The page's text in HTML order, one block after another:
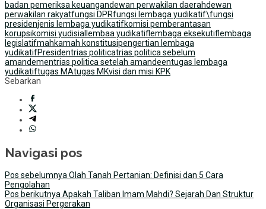
badan pemeriksa keuangandewan perwakilan daerahdewan
perwakilan rakyatfungsi DPRfungsi lembaga yudikatif\fungsi
presidenjenis lembaga yudikatifkomisi pemberantasan
korupsikomisi yudisial lembaa yudikatiflembaga eksekutiflembaga
legislatifmahkamah konstitusipengertian lembaga
yudikatifPresidentrias politicatrias politica sebelum
amandementrias politica setelah amandeentugas lembaga
yudikatiftugas MAtugas MKvisi dan misi KPK
Sebarkan
Navigasi pos
Pos sebelumnya Olah Tanah Pertanian: Definisi dan 5 Cara
Pengolahan
Pos berikutnya Apakah Taliban Imam Mahdi? Sejarah Dan Struktur
Organisasi Pergerakan